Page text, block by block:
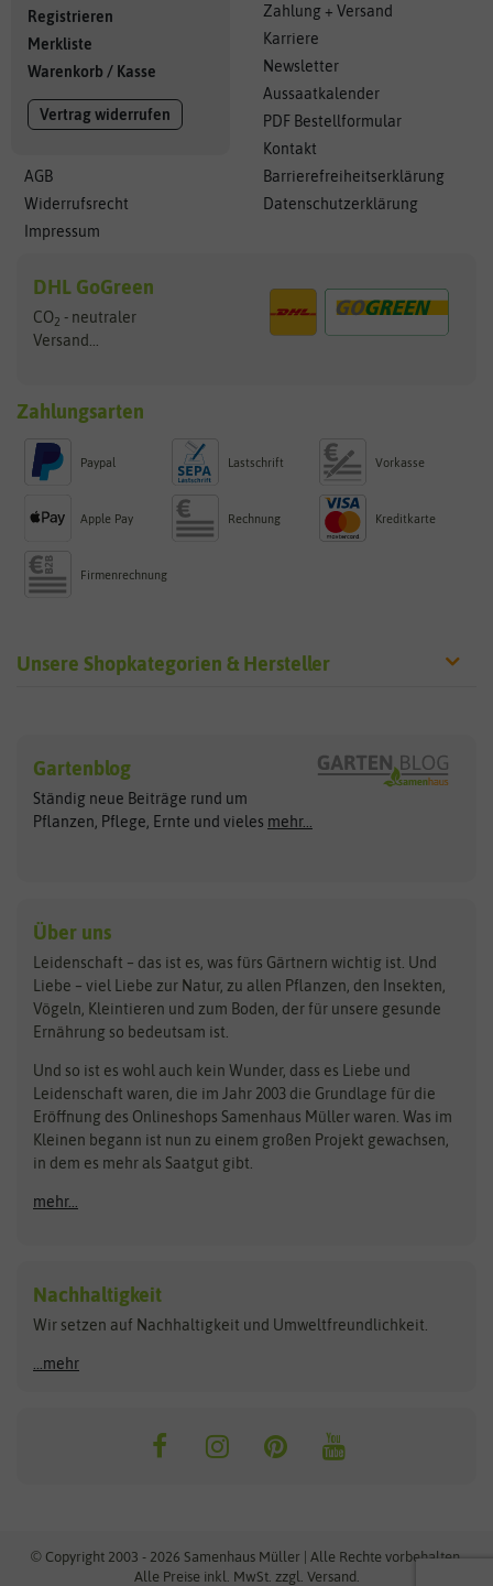
Registrieren
Merkliste
Warenkorb / Kasse
Vertrag widerrufen
AGB
Widerrufsrecht
Impressum
Zahlung + Versand
Karriere
Newsletter
Aussaatkalender
PDF Bestellformular
Kontakt
Barrierefreiheitserklärung
Datenschutzerklärung
DHL GoGreen
CO2 - neutraler
Versand...
Zahlungsarten
Paypal Lastschrift Vorkasse
Apple Pay Rechnung Kreditkarte
Firmenrechnung
Unsere Shopkategorien & Hersteller
Exotische Samen
Gemüsesamen
Gründünger
Kräutersamen
Obstsamen
Pilzbrut
Rasensamen
Steckzwiebeln
Zimmer & Kübelpflanzen
Kataloge
Schnäppchen
Anzucht & Gartenzubehör
Anzuchtschalen
Heizmatte & Heizkabel
Kokos-Quelltabletten
Zimmergewächshaus
Maissamen
Arche Noah
ASB Greenworld
Benary
Bingenheimer Saatgut
Bionana
BIOWOL
Blumicorn
Bûten Birds
Carl Pabst
Clever Pots
COMPO
Dürr-Samen
Feldsaaten Freudenberger
Fertil
Flora Elite
Florissa
Flortis
Franchi Sementi
Hortitops
JUB Holland
Küpper
Gartenblog
Ständig neue Beiträge rund um
Pflanzen, Pflege, Ernte und vieles mehr...
Über uns
Leidenschaft – das ist es, was fürs Gärtnern wichtig ist. Und
Liebe – viel Liebe zur Natur, zu allen Pflanzen, den Insekten,
Vögeln, Kleintieren und zum Boden, der für unsere gesunde
Ernährung so bedeutsam ist.
Und so ist es wohl auch kein Wunder, dass es Liebe und
Leidenschaft waren, die im Jahr 2003 die Grundlage für die
Eröffnung des Onlineshops Samenhaus Müller waren. Was im
Kleinen begann ist nun zu einem großen Projekt gewachsen,
in dem es mehr als Saatgut gibt.
mehr...
Nachhaltigkeit
Wir setzen auf Nachhaltigkeit und Umweltfreundlichkeit.
...mehr
© Copyright 2003 - 2026 Samenhaus Müller | Alle Rechte vorbehalten.
Alle Preise inkl. MwSt. zzgl. Versand.